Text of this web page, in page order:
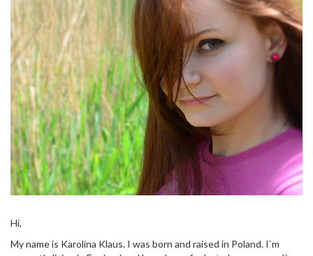
Hi,
My name is Karolina Klaus. I was born and raised in Poland. I`m